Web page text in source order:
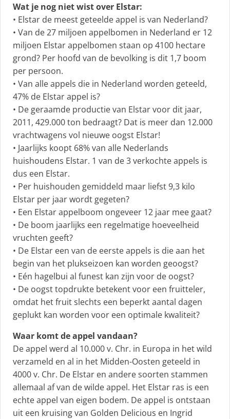
Wat je nog niet wist over Elstar:
• Elstar de meest geteelde appel is van Nederland?
• Van de 27 miljoen appelbomen in Nederland er 12
miljoen Elstar appelbomen staan op 4100 hectare
grond? Per hoofd van de bevolking is dit 1,7 boom
per persoon.
• Van alle appels die in Nederland worden geteeld,
47% de Elstar appel is?
• De geraamde productie van Elstar voor dit jaar,
2011, 429.000 ton bedraagt? Dat is meer dan 12.000
vrachtwagens vol nieuwe oogst Elstar!
• Jaarlijks koopt 68% van alle Nederlands
huishoudens Elstar. 1 van de 3 verkochte appels is
dus een Elstar.
• Per huishouden gemiddeld maar liefst 9,3 kilo
Elstar per jaar wordt gegeten?
• Een Elstar appelboom ongeveer 12 jaar mee gaat?
• De boom jaarlijks een regelmatige hoeveelheid
vruchten geeft?
• De Elstar een van de eerste appels is die aan het
begin van het plukseizoen kan worden geoogst?
• Eén hagelbui al funest kan zijn voor de oogst?
• De oogst topdrukte betekent voor een fruitteler,
omdat het fruit slechts een beperkt aantal dagen
geplukt kan worden voor een optimale kwaliteit?
Waar komt de appel vandaan?
De appel werd al 10.000 v. Chr. in Europa in het wild
verzameld en al in het Midden-Oosten geteeld in
4000 v. Chr. De Elstar en andere soorten stammen
allemaal af van de wilde appel. Het Elstar ras is een
echte appel van eigen bodem. De appel is ontstaan
uit een kruising van Golden Delicious en Ingrid